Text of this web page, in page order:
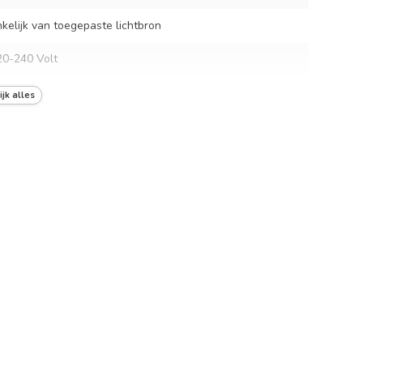
van toegepaste lichtbron
240 Volt
Hzalles